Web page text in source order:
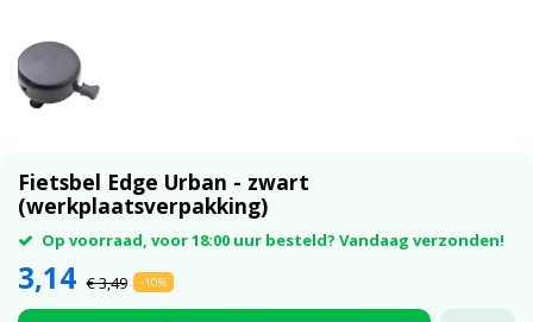
Fietsbel Edge Urban - zwart
(werkplaatsverpakking)
Op voorraad, voor 18:00 uur besteld? Vandaag verzonden!
3,14 € 3,49 -10%